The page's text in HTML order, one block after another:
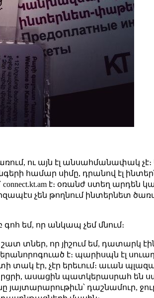
ու այն էլ անսահմանափակ չէ։
համար սիմը, դրանով էլ
է։ օռանժ ստեղ արդեն
չեն թողնում ինտերնետ
եմ, որ անկապ չեմ մնում։
շատ տներ, որ յիշում եմ, դատարկ
է։ պարիսպն էլ
տակ էր, չէր երեւում։ աւան
ասացին պատկերասրահ են
դաշնամուր,